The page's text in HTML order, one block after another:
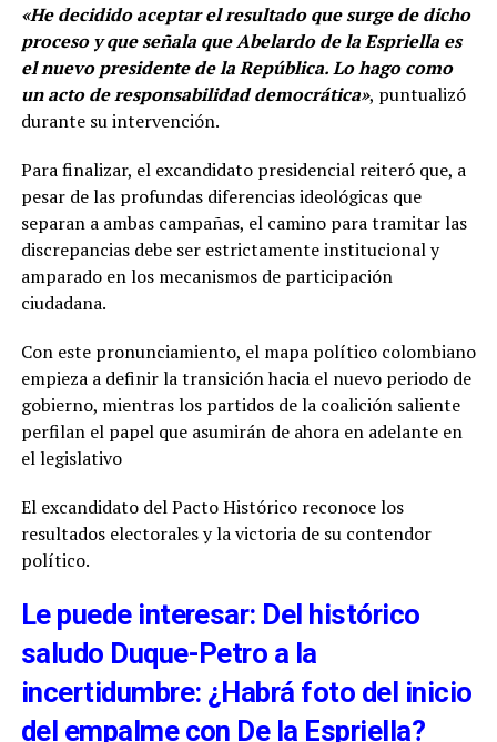
«He decidido aceptar el resultado que surge de dicho
proceso y que señala que Abelardo de la Espriella es
el nuevo presidente de la República. Lo hago como
un acto de responsabilidad democrática», puntualizó
durante su intervención.
Para finalizar, el excandidato presidencial reiteró que, a
pesar de las profundas diferencias ideológicas que
separan a ambas campañas, el camino para tramitar las
discrepancias debe ser estrictamente institucional y
amparado en los mecanismos de participación
ciudadana.
Con este pronunciamiento, el mapa político colombiano
empieza a definir la transición hacia el nuevo periodo de
gobierno, mientras los partidos de la coalición saliente
perfilan el papel que asumirán de ahora en adelante en
el legislativo
El excandidato del Pacto Histórico reconoce los
resultados electorales y la victoria de su contendor
político.
Le puede interesar: Del histórico
saludo Duque-Petro a la
incertidumbre: ¿Habrá foto del inicio
del empalme con De la Espriella?